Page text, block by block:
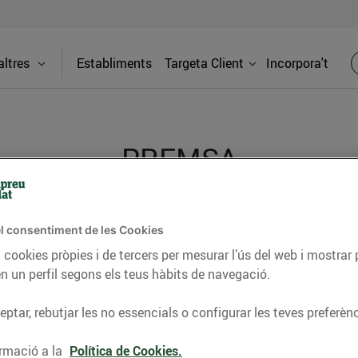
Establiments Targeta Client Incorpora't
PREMSA
dels supermercats Bonpreu i Esclat a través de la
consentiment de les Cookies
pròpies i de tercers per mesurar l’ús del web i
un perfil segons els teus hàbits de navegació.
rebutjar les no essencials o configurar les teves
a la Política de Cookies.